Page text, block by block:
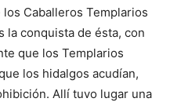
Caballeros Templarios
la conquista de ésta, con
que los Templarios
los hidalgos acudían,
Allí tuvo lugar una